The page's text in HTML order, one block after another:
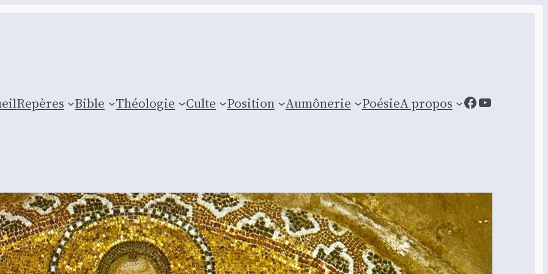
Repères Bible Théologie Culte Posi­tion Aumônerie PoésieA propos Facebook
YouTube